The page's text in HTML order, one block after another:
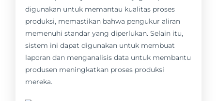
digunakan untuk memantau kualitas proses
produksi, memastikan bahwa pengukur aliran
memenuhi standar yang diperlukan. Selain itu,
sistem ini dapat digunakan untuk membuat
laporan dan menganalisis data untuk membantu
produsen meningkatkan proses produksi
mereka.